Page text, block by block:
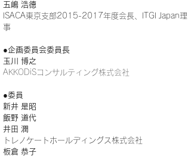
五嶋 浩德
ISACA東京支部2015-2017年度会長、ITGI Japan理
事
●企画委員会委員長
玉川 博之
AKKODiSコンサルティング株式会社
●委員
新井 是昭
飯野 道代
井田 潤
トレノケートホールディングス株式会社
板倉 恭子